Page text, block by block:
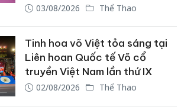
03/08/2026 Thể Thao
Tinh hoa võ Việt tỏa sáng tại
Liên hoan Quốc tế Võ cổ
truyền Việt Nam lần thứ IX
02/08/2026 Thể Thao